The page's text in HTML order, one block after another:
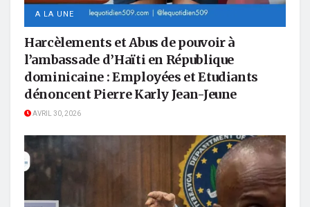
A LA UNE
Harcèlements et Abus de pouvoir à
l’ambassade d’Haïti en République
dominicaine : Employées et Etudiants
dénoncent Pierre Karly Jean-Jeune
AVRIL 30, 2026